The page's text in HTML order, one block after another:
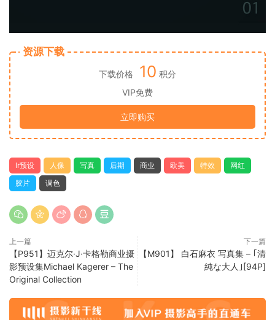
资源下载
下载价格 10 积分
VIP免费
立即购买
lr预设 人像 写真 后期 商业 欧美 特效
网红
胶片
调色
上一篇
【P951】迈克尔·J·卡格勒商业摄
影预设集Michael Kagerer – The
Original Collection
下一篇
【M901】 白石麻衣 写真集 – ｢清
純な大人｣[94P]